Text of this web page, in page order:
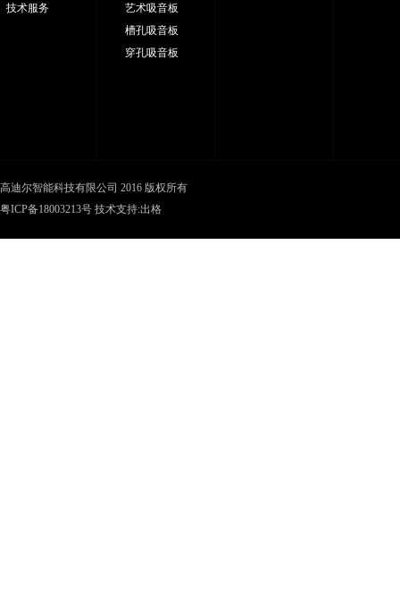
技术服务
艺术吸音板
槽孔吸音板
穿孔吸音板
高迪尔智能科技有限公司 2016 版权所有
粤ICP备18003213号 技术支持:出格